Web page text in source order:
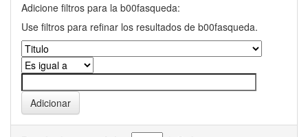
Adicione filtros para la b00fasqueda:
Use filtros para refinar los resultados de b00fasqueda.